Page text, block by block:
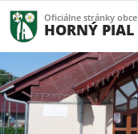
Oficiálne stránky obce
HORNÝ PIAL